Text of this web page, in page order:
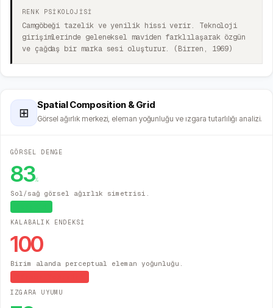
RENK PSİKOLOJİSİ
Camgöbeği tazelik ve yenilik hissi verir. Teknoloji
girişimlerinde geleneksel maviden farklılaşarak özgün
ve çağdaş bir marka sesi oluşturur. (Birren, 1969)
⊞
Spatial Composition & Grid
Görsel ağırlık merkezi, eleman yoğunluğu ve ızgara tutarlılığı analizi.
GÖRSEL DENGE
83%
Sol/sağ görsel ağırlık simetrisi.
KALABALIK ENDEKSİ
100
Birim alanda perceptual eleman yoğunluğu.
IZGARA UYUMU